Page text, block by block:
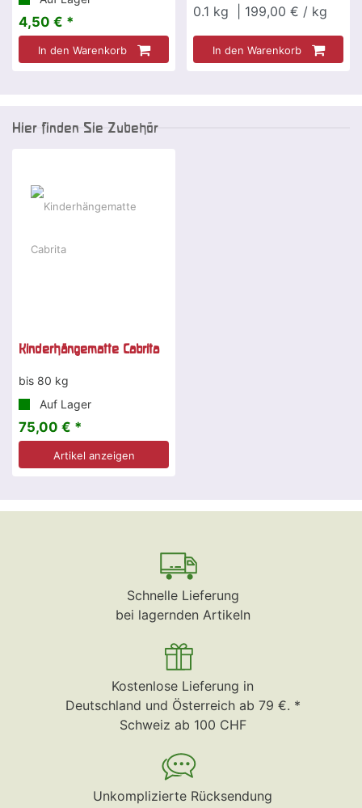
4,50 € *
In den Warenkorb
0.1 kg | 199,00 € / kg
In den Warenkorb
Hier finden Sie Zubehör
Kinderhängematte Cabrita
bis 80 kg
Auf Lager
75,00 € *
Artikel anzeigen
Schnelle Lieferung
bei lagernden Artikeln
Kostenlose Lieferung in
Deutschland und Österreich ab 79 €. *
Schweiz ab 100 CHF
Unkomplizierte Rücksendung